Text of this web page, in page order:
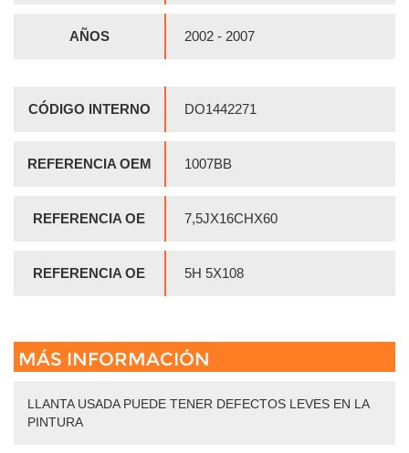
AÑOS 2002 - 2007
CÓDIGO INTERNO DO1442271
REFERENCIA OEM 1007BB
REFERENCIA OE 7,5JX16CHX60
REFERENCIA OE 5H 5X108
MÁS INFORMACIÓN
LLANTA USADA PUEDE TENER DEFECTOS LEVES EN LA
PINTURA